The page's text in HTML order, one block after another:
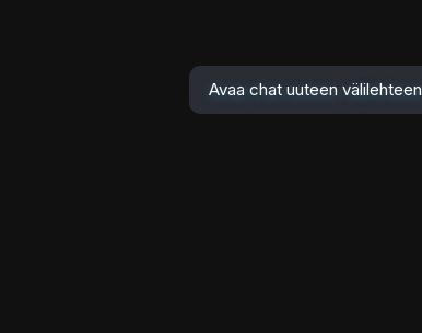
Avaa chat uuteen välilehteen